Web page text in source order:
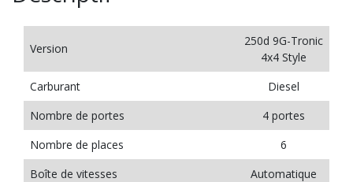
Version
250d 9G-Tronic
4x4 Style
Carburant
Diesel
Nombre de portes
4 portes
Nombre de places
6
Boîte de vitesses
Automatique